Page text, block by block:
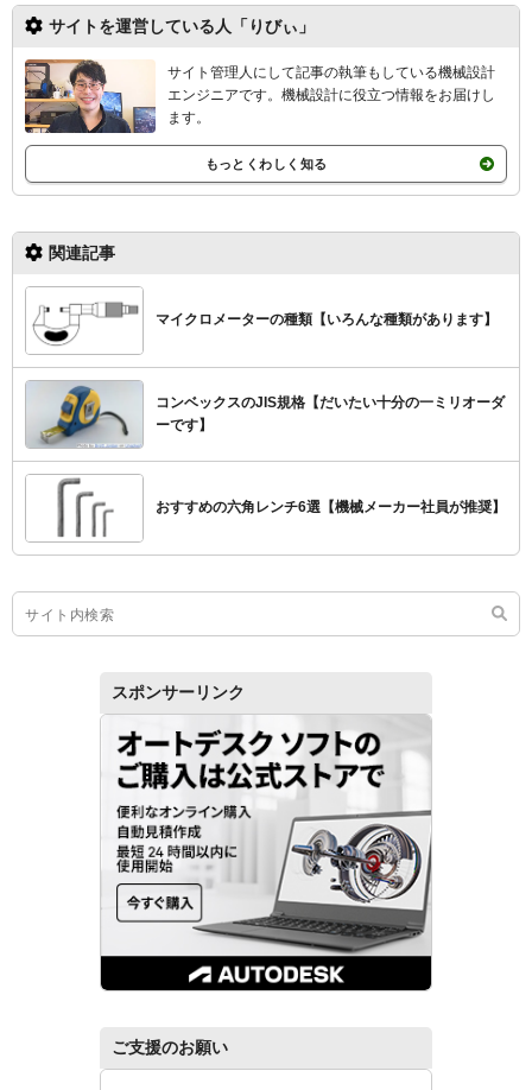
関連記事
マイクロメーターの種類【いろんな種類があります】
コンベックスのJIS規格【だいたい十分の一ミリオーダ
ーです】
おすすめの六角レンチ6選【機械メーカー社員が推奨】
サイトを運営している人「りびぃ」
サイト管理人にして記事の執筆もしている機械設計
エンジニアです。機械設計に役立つ情報をお届けし
ます。
もっとくわしく知る
スポンサーリンク
ご支援のお願い